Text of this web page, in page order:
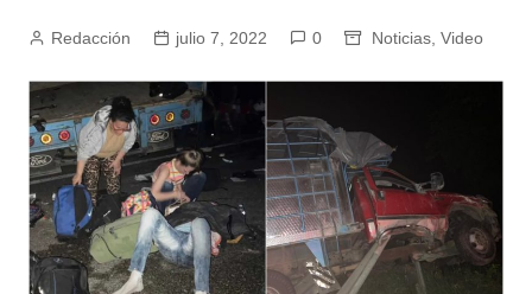
Redacción julio 7, 2022 0 Noticias, Video